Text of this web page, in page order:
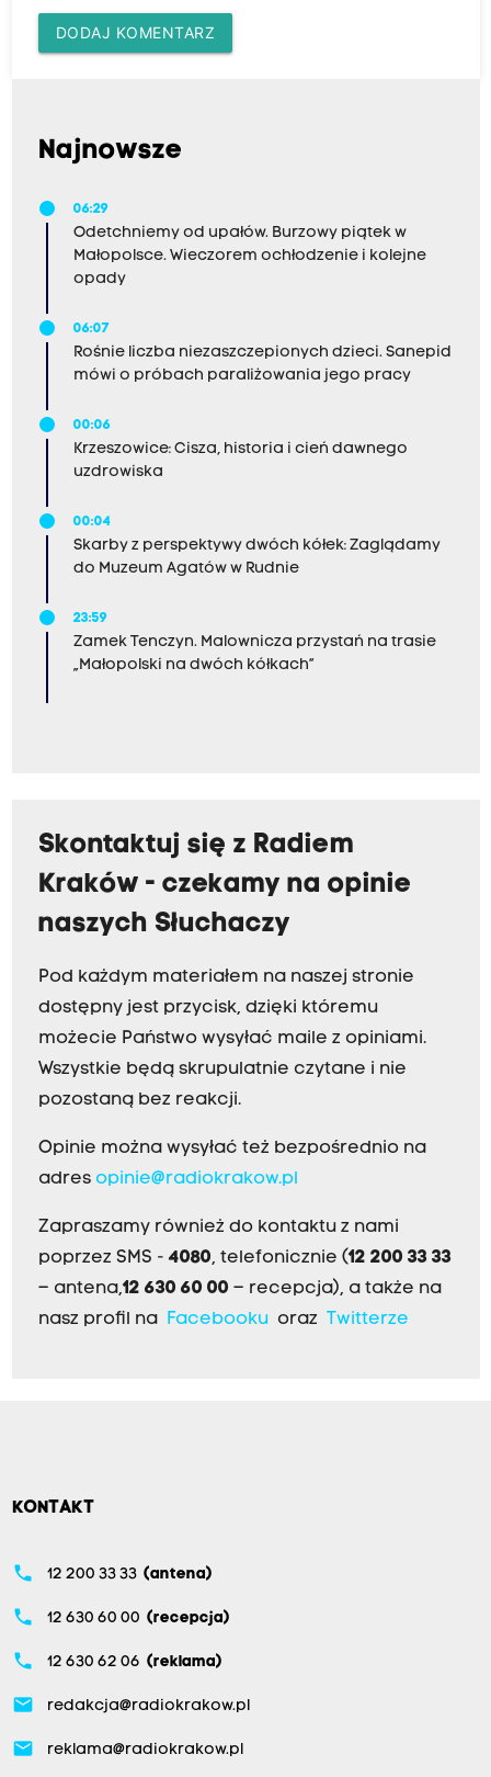
DODAJ KOMENTARZ
Najnowsze
06:29
Odetchniemy od upałów. Burzowy piątek w
Małopolsce. Wieczorem ochłodzenie i kolejne
opady
06:07
Rośnie liczba niezaszczepionych dzieci. Sanepid
mówi o próbach paraliżowania jego pracy
00:06
Krzeszowice: Cisza, historia i cień dawnego
uzdrowiska
00:04
Skarby z perspektywy dwóch kółek: Zaglądamy
do Muzeum Agatów w Rudnie
23:59
Zamek Tenczyn. Malownicza przystań na trasie
„Małopolski na dwóch kółkach”
Skontaktuj się z Radiem
Kraków - czekamy na opinie
naszych Słuchaczy
Pod każdym materiałem na naszej stronie
dostępny jest przycisk, dzięki któremu
możecie Państwo wysyłać maile z opiniami.
Wszystkie będą skrupulatnie czytane i nie
pozostaną bez reakcji.
Opinie można wysyłać też bezpośrednio na
adres opinie@radiokrakow.pl
Zapraszamy również do kontaktu z nami
poprzez SMS - 4080, telefonicznie (12 200 33 33
– antena,12 630 60 00 – recepcja), a także na
nasz profil na Facebookuoraz Twitterze
KONTAKT
phone 12 200 33 33 (antena)
phone 12 630 60 00 (recepcja)
phone 12 630 62 06 (reklama)
email redakcja@radiokrakow.pl
email reklama@radiokrakow.pl